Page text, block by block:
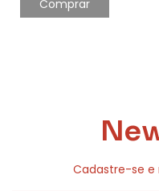
Cadastre-se e